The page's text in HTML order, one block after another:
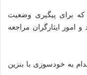
که برای پیگیری وضعیت
امور ایثارگران مراجعه
به خودسوزی با بنزین